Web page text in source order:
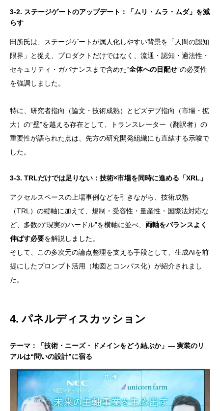
3-2. ステージゲートのアップデート：「ムリ・ムラ・ムダ」を減
らす
田所氏は、ステージゲートが属人化しやすい背景を「人間の認知
限界」と捉え、プロダクトだけではなく、流通・認知・適法性・
セキュリティ・ガバナンスまで含めた“全体への目配せ”の必要性
を強調しました。
特に、研究者指向（論文・技術成熟）とビズデブ指向（市場・拡
大）の“壁”を越える存在として、トランスレーター（翻訳者）の
重要性が語られた点は、先方の研究開発組織にも直結する示唆で
した。
3-3. TRLだけでは足りない：技術×市場を同時に進める「XRL」
アクセルスペースの上場事例などを引きながら、技術成熟
（TRL）の縦軸に加えて、規制・受容性・量産性・国際法対応な
ど、多数の“現実のハードル”を横軸に並べ、 両軸をバランスよく
伸ばす必要を解説しました。
そして、この多次元の論点整理を支える手段として、生成AIを前
提にしたプロンプト活用（地図とコンパス化）が紹介されまし
た。
4. パネルディスカッション
テーマ：「技術・ニーズ・ドメインをどう結ぶか」— 実装のリ
アルは“問いの設計”に宿る